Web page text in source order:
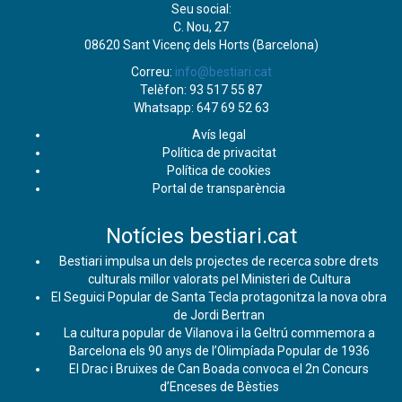
Seu social:
C. Nou, 27
08620 Sant Vicenç dels Horts (Barcelona)
Correu: info@bestiari.cat
Telèfon: 93 517 55 87
Whatsapp: 647 69 52 63
Avís legal
Política de privacitat
Política de cookies
Portal de transparència
Notícies bestiari.cat
Bestiari impulsa un dels projectes de recerca sobre drets
culturals millor valorats pel Ministeri de Cultura
El Seguici Popular de Santa Tecla protagonitza la nova obra
de Jordi Bertran
La cultura popular de Vilanova i la Geltrú commemora a
Barcelona els 90 anys de l’Olimpíada Popular de 1936
El Drac i Bruixes de Can Boada convoca el 2n Concurs
d’Enceses de Bèsties